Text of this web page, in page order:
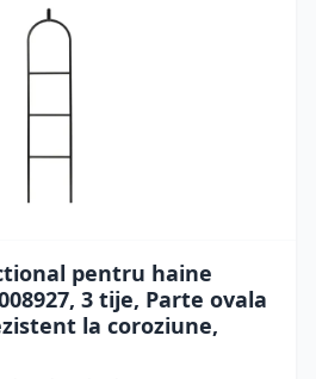
pentru haine
3 tije, Parte ovala
la coroziune,